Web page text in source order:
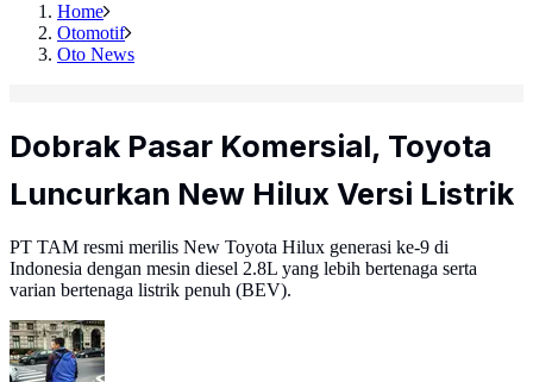
Home
Otomotif
Oto News
Dobrak Pasar Komersial, Toyota
Luncurkan New Hilux Versi Listrik
PT TAM resmi merilis New Toyota Hilux generasi ke-9 di
Indonesia dengan mesin diesel 2.8L yang lebih bertenaga serta
varian bertenaga listrik penuh (BEV).